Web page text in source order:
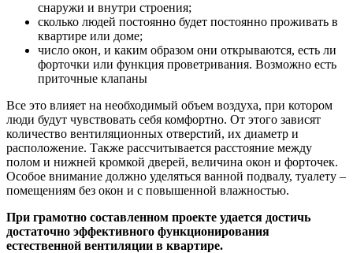
снаружи и внутри строения;
сколько людей постоянно будет постоянно проживать в
квартире или доме;
число окон, и каким образом они открываются, есть ли
форточки или функция проветривания. Возможно есть
приточные клапаны
Все это влияет на необходимый объем воздуха, при котором
люди будут чувствовать себя комфортно. От этого зависят
количество вентиляционных отверстий, их диаметр и
расположение. Также рассчитывается расстояние между
полом и нижней кромкой дверей, величина окон и форточек.
Особое внимание должно уделяться ванной подвалу, туалету –
помещениям без окон и с повышенной влажностью.
При грамотно составленном проекте удается достичь
достаточно эффективного функционирования
естественной вентиляции в квартире.